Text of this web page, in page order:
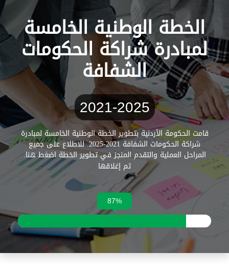
الخطة الوطنية الخامسة
لمبادرة شراكة الحكومات
الشفافة
2021-2025
قامت الحكومة الأردنية بتطوير الخطة الوطنية الخامسة لمبادرة
شراكة الحكومات الشفافة 2021-2025. للاطلاع على جميع
المراحل العملية والتقدم المنجز في تطوير الخطة اضغط هنا.
تم إغلاقها
87%